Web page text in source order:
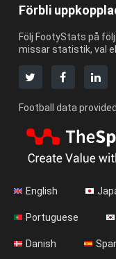
Förbli
Följ FootyStats på
missar statistik, val
Football data
English
Portuguese
Danish